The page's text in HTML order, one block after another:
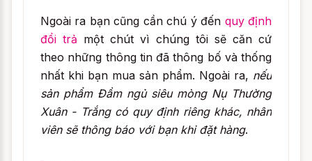
Ngoài ra bạn cũng cần chú ý đến quy định
đổi trả một chút vì chúng tôi sẽ căn cứ
theo những thông tin đã thông bố và thống
nhất khi bạn mua sản phẩm. Ngoài ra, nếu
sản phẩm Đầm ngủ siêu mòng Nụ Thường
Xuân - Trắng có quy định riêng khác, nhân
viên sẽ thông báo với bạn khi đặt hàng.